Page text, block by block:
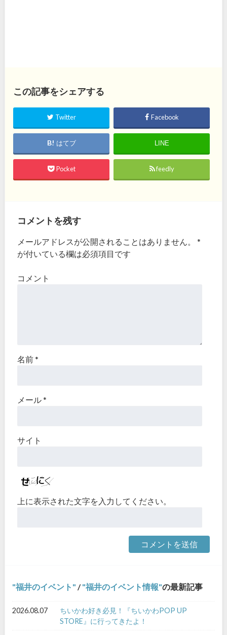
この記事をシェアする
Twitter Facebook
はてブ LINE
Pocket feedly
コメントを残す
メールアドレスが公開されることはありません。
*
が付いている欄は必須項目です
コメント
名前*
メール*
サイト
上に表示された文字を入力してください。
福井のイベント / 福井のイベント情報 の最新記事
2026.08.07
ちいかわ好き必見！『ちいかわPOP UP
STORE』に行ってきたよ！